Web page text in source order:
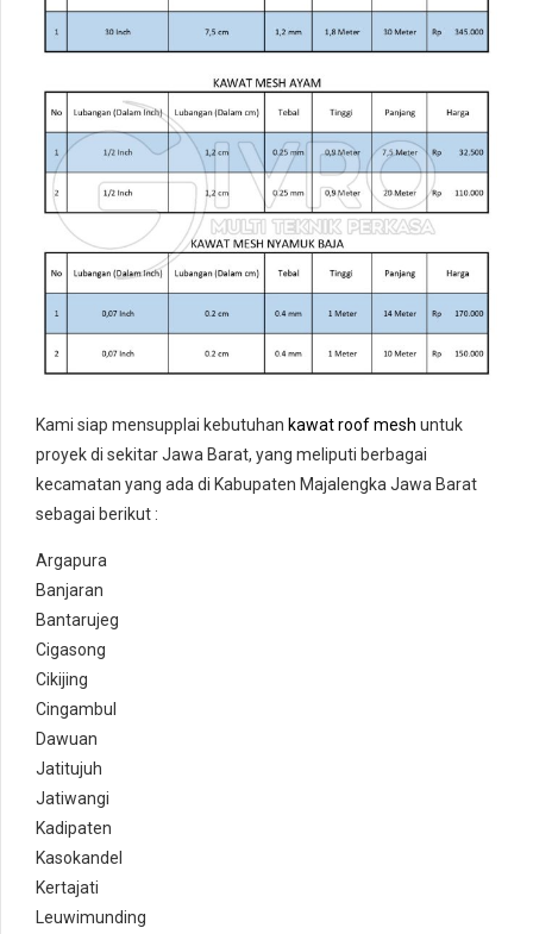
Kami siap mensupplai kebutuhan kawat roof mesh untuk
proyek di sekitar Jawa Barat, yang meliputi berbagai
kecamatan yang ada di Kabupaten Majalengka Jawa Barat
sebagai berikut :
Argapura
Banjaran
Bantarujeg
Cigasong
Cikijing
Cingambul
Dawuan
Jatitujuh
Jatiwangi
Kadipaten
Kasokandel
Kertajati
Leuwimunding